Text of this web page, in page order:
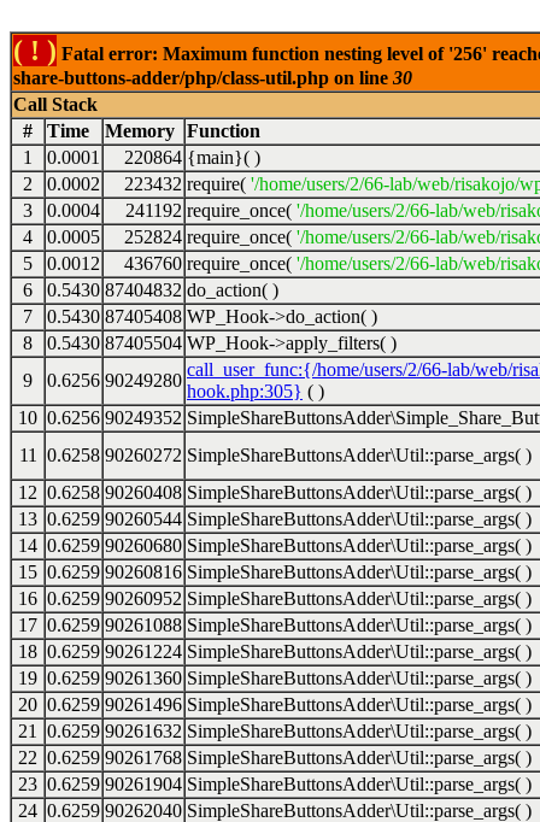
( ! ) Fatal error: Maximum function nesting level of '256'
share-buttons-adder/php/class-util.php on line 30
Call Stack
#
Time Memory Function
1
0.0001 220864 {main}( )
2
0.0002 223432 require( '/home/users/2/66-lab/web/risakojo/
3
0.0004 241192 require_once( '/home/users/2/66-lab/web/
4
0.0005 252824 require_once( '/home/users/2/66-lab/web/
5
0.0012 436760 require_once( '/home/users/2/66-lab/web/
6
0.5430 87404832 do_action( )
7
0.5430 87405408 WP_Hook->do_action( )
8
0.5430 87405504 WP_Hook->apply_filters( )
9
0.6256 90249280
call_user_func:{/home/users/2/66-lab/web/
hook.php:305} ( )
10 0.6256 90249352
11
0.6258 90260272 SimpleShareButtonsAdder\Util::parse_args( )
12 0.6258 90260408 SimpleShareButtonsAdder\Util::parse_args( )
13 0.6259 90260544 SimpleShareButtonsAdder\Util::parse_args( )
14 0.6259 90260680 SimpleShareButtonsAdder\Util::parse_args( )
15 0.6259 90260816 SimpleShareButtonsAdder\Util::parse_args( )
16 0.6259 90260952 SimpleShareButtonsAdder\Util::parse_args( )
17 0.6259 90261088 SimpleShareButtonsAdder\Util::parse_args( )
18 0.6259 90261224 SimpleShareButtonsAdder\Util::parse_args( )
19 0.6259 90261360 SimpleShareButtonsAdder\Util::parse_args( )
20 0.6259 90261496 SimpleShareButtonsAdder\Util::parse_args( )
21
0.6259 90261632 SimpleShareButtonsAdder\Util::parse_args( )
22 0.6259 90261768 SimpleShareButtonsAdder\Util::parse_args( )
23 0.6259 90261904 SimpleShareButtonsAdder\Util::parse_args( )
24 0.6259 90262040 SimpleShareButtonsAdder\Util::parse_args( )